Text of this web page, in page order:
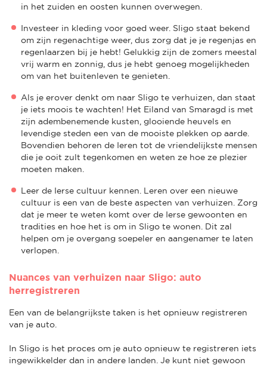
in het zuiden en oosten kunnen overwegen.
Investeer in kleding voor goed weer. Sligo staat bekend
om zijn regenachtige weer, dus zorg dat je je regenjas en
regenlaarzen bij je hebt! Gelukkig zijn de zomers meestal
vrij warm en zonnig, dus je hebt genoeg mogelijkheden
om van het buitenleven te genieten.
Als je erover denkt om naar Sligo te verhuizen, dan staat
je iets moois te wachten! Het Eiland van Smaragd is met
zijn adembenemende kusten, glooiende heuvels en
levendige steden een van de mooiste plekken op aarde.
Bovendien behoren de Ieren tot de vriendelijkste mensen
die je ooit zult tegenkomen en weten ze hoe ze plezier
moeten maken.
Leer de Ierse cultuur kennen. Leren over een nieuwe
cultuur is een van de beste aspecten van verhuizen. Zorg
dat je meer te weten komt over de Ierse gewoonten en
tradities en hoe het is om in Sligo te wonen. Dit zal
helpen om je overgang soepeler en aangenamer te laten
verlopen.
Nuances van verhuizen naar Sligo: auto
herregistreren
Een van de belangrijkste taken is het opnieuw registreren
van je auto.
In Sligo is het proces om je auto opnieuw te registreren iets
ingewikkelder dan in andere landen. Je kunt niet gewoon